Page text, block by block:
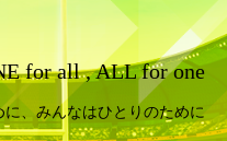
for all , ALL for one
、みんなはひとりのために